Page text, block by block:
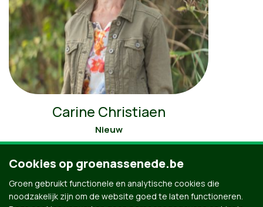
Carine Christiaen
Nieuw
Cookies op groenassenede.be
Groen gebruikt functionele en analytische cookies die
noodzakelijk zijn om de website goed te laten functioneren.